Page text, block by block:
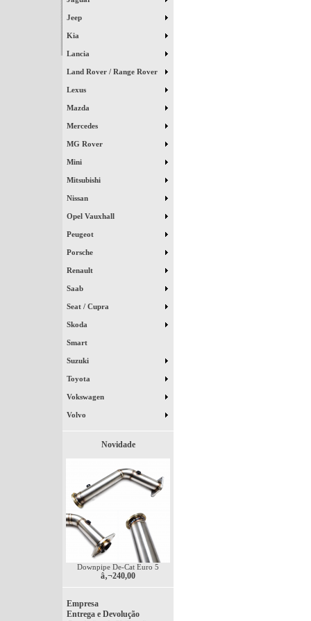
Jeep
Kia
Lancia
Land Rover / Range Rover
Lexus
Mazda
Mercedes
MG Rover
Mini
Mitsubishi
Nissan
Opel Vauxhall
Peugeot
Porsche
Renault
Saab
Seat / Cupra
Skoda
Smart
Suzuki
Toyota
Vokswagen
Volvo
Novidade
Downpipe De-Cat Euro 5
â‚¬240,00
Empresa
Entrega e Devolução